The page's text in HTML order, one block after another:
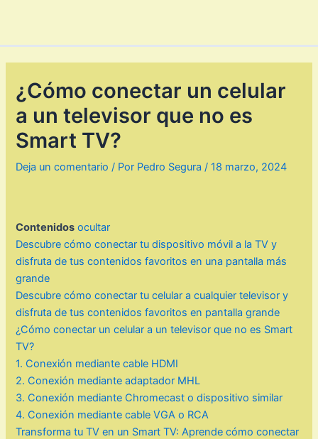
¿Cómo conectar un celular
a un televisor que no es
Smart TV?
Deja un comentario / Por Pedro Segura/18 marzo, 2024
Contenidos ocultar
Descubre cómo conectar tu dispositivo móvil a la TV y
disfruta de tus contenidos favoritos en una pantalla más
grande
Descubre cómo conectar tu celular a cualquier televisor y
disfruta de tus contenidos favoritos en pantalla grande
¿Cómo conectar un celular a un televisor que no es Smart
TV?
1. Conexión mediante cable HDMI
2. Conexión mediante adaptador MHL
3. Conexión mediante Chromecast o dispositivo similar
4. Conexión mediante cable VGA o RCA
Transforma tu TV en un Smart TV: Aprende cómo conectar